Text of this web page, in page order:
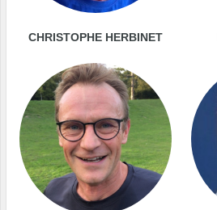
CHRISTOPHE HERBINET